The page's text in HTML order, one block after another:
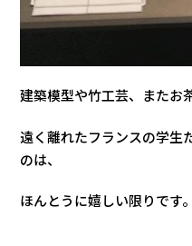
建築模型や竹工芸、またお
遠く離れたフランスの学生
のは、
ほんとうに嬉しい限りです。